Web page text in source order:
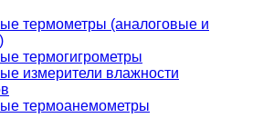
термометры (аналоговые и
термогигрометры
измерители влажности
термоанемометры